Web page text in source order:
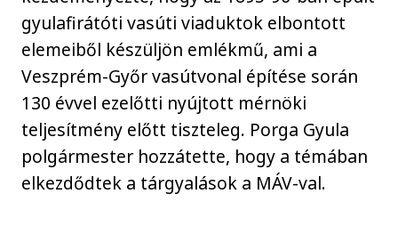
gyulafirátóti vasúti viaduktok elbontott
elemeiből készüljön emlékmű, ami a
Veszprém-Győr vasútvonal építése során
130 évvel ezelőtti nyújtott mérnöki
teljesítmény előtt tiszteleg. Porga Gyula
polgármester hozzátette, hogy a témában
elkezdődtek a tárgyalások a MÁV-val.